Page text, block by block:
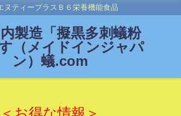
ヌティープラスＢ６栄養機能食品
内製造「擬黒多刺蟻粉
（メイドインジャパ
ン）蟻.com
＜お得な情報＞